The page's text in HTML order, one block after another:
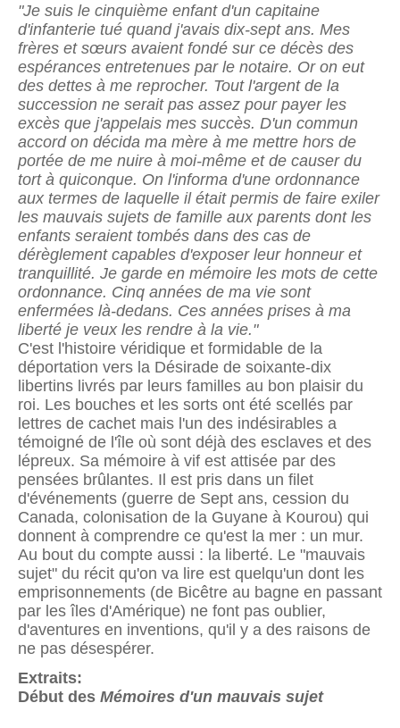
"Je suis le cinquième enfant d'un capitaine
d'infanterie tué quand j'avais dix-sept ans. Mes
frères et sœurs avaient fondé sur ce décès des
espérances entretenues par le notaire. Or on eut
des dettes à me reprocher. Tout l'argent de la
succession ne serait pas assez pour payer les
excès que j'appelais mes succès. D'un commun
accord on décida ma mère à me mettre hors de
portée de me nuire à moi-même et de causer du
tort à quiconque. On l'informa d'une ordonnance
aux termes de laquelle il était permis de faire exiler
les mauvais sujets de famille aux parents dont les
enfants seraient tombés dans des cas de
dérèglement capables d'exposer leur honneur et
tranquillité. Je garde en mémoire les mots de cette
ordonnance. Cinq années de ma vie sont
enfermées là-dedans. Ces années prises à ma
liberté je veux les rendre à la vie."
C'est l'histoire véridique et formidable de la
déportation vers la Désirade de soixante-dix
libertins livrés par leurs familles au bon plaisir du
roi. Les bouches et les sorts ont été scellés par
lettres de cachet mais l'un des indésirables a
témoigné de l'île où sont déjà des esclaves et des
lépreux. Sa mémoire à vif est attisée par des
pensées brûlantes. Il est pris dans un filet
d'événements (guerre de Sept ans, cession du
Canada, colonisation de la Guyane à Kourou) qui
donnent à comprendre ce qu'est la mer : un mur.
Au bout du compte aussi : la liberté. Le "mauvais
sujet" du récit qu'on va lire est quelqu'un dont les
emprisonnements (de Bicêtre au bagne en passant
par les îles d'Amérique) ne font pas oublier,
d'aventures en inventions, qu'il y a des raisons de
ne pas désespérer.
Extraits:
Début des Mémoires d'un mauvais sujet